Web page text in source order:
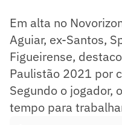
Em alta no
Aguiar, ex-Santos,
Figueirense,
Paulistão 2021 por
Segundo o jogador,
tempo para